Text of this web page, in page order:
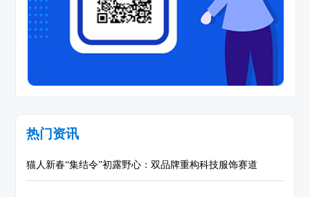
热门资讯
猫人新春“集结令”初露野心：双品牌重构科技服饰赛道